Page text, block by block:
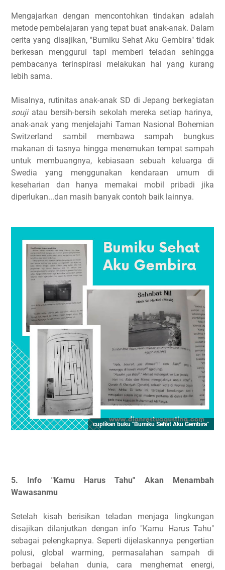
Mengajarkan dengan mencontohkan tindakan adalah
metode pembelajaran yang tepat buat anak-anak. Dalam
cerita yang disajikan, "Bumiku Sehat Aku Gembira" tidak
berkesan menggurui tapi memberi teladan sehingga
pembacanya terinspirasi melakukan hal yang kurang
lebih sama.
Misalnya, rutinitas anak-anak SD di Jepang berkegiatan
souji atau bersih-bersih sekolah mereka setiap harinya,
anak-anak yang menjelajahi Taman Nasional Bohemian
Switzerland sambil membawa sampah bungkus
makanan di tasnya hingga menemukan tempat sampah
untuk membuangnya, kebiasaan sebuah keluarga di
Swedia yang menggunakan kendaraan umum di
keseharian dan hanya memakai mobil pribadi jika
diperlukan...dan masih banyak contoh baik lainnya.
cuplikan buku "Bumiku Sehat Aku Gembira"
5. Info "Kamu Harus Tahu" Akan Menambah
Wawasanmu
Setelah kisah berisikan teladan menjaga lingkungan
disajikan dilanjutkan dengan info "Kamu Harus Tahu"
sebagai pelengkapnya. Seperti dijelaskannya pengertian
polusi, global warming, permasalahan sampah di
berbagai belahan dunia, cara menghemat energi,